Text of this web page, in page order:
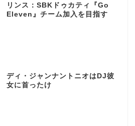
リンス：SBKドゥカティ『Go
Eleven』チーム加入を目指す
ディ・ジャンナントニオはDJ彼
女に首ったけ